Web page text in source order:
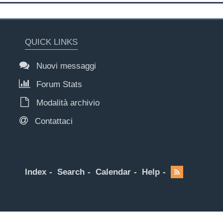
QUICK LINKS
Nuovi messaggi
Forum Stats
Modalità archivio
Contattaci
Index Search Calendar Help